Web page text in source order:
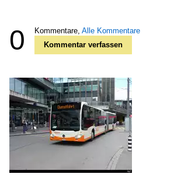
0 Kommentare, Alle Kommentare
Kommentar verfassen